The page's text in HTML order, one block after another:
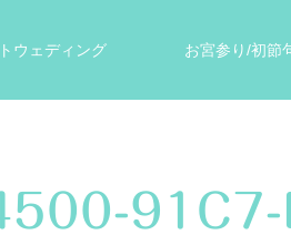
ウェディング お宮参り/初節